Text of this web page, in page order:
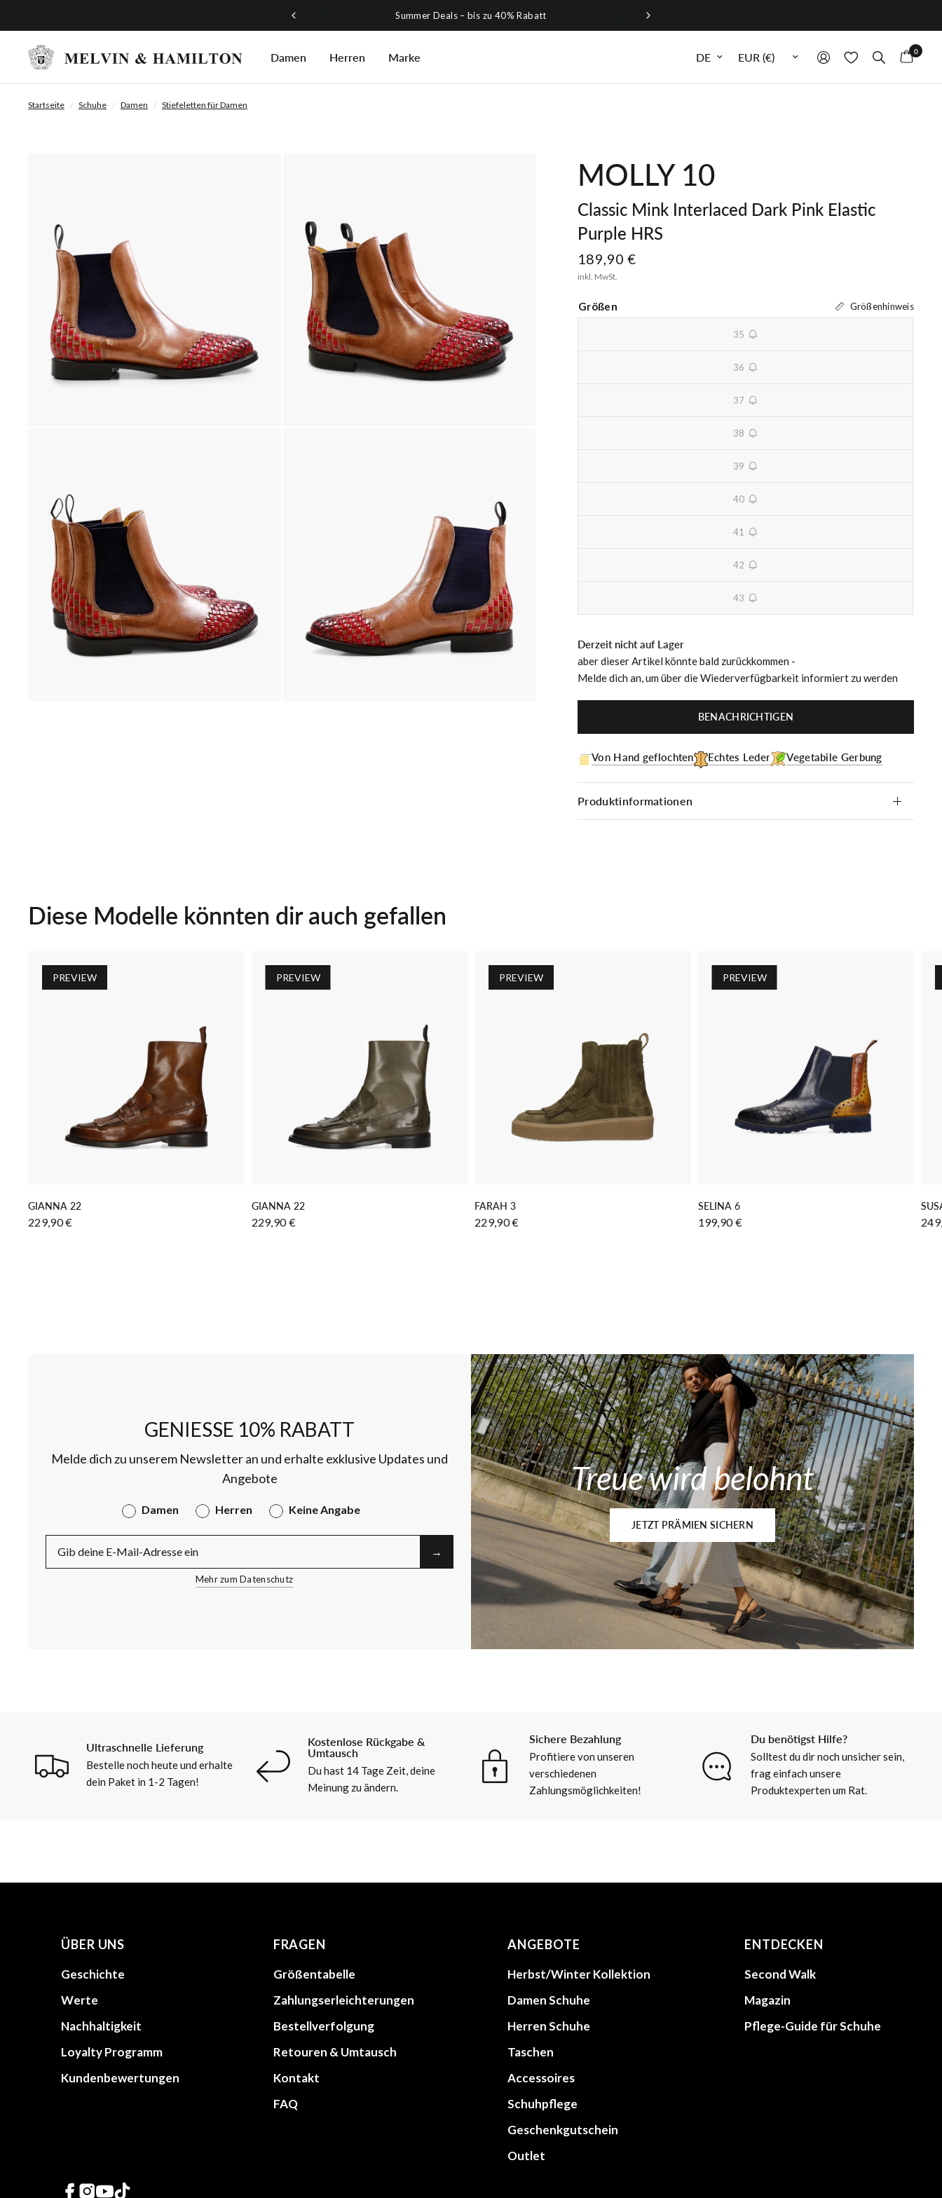
Summer Deals – bis zu 40% Rabatt
Damen Herren Marke Sprache aktualisierenWährung aktualisieren 0
Startseite / Schuhe / Damen / Stiefeletten für Damen
MOLLY 10
Classic Mink Interlaced Dark Pink Elastic
Purple HRS
189,90 €
inkl. MwSt.
Größen Größenhinweis
35
unavailable
36
unavailable
37
unavailable
38
unavailable
39
unavailable
40
unavailable
41
unavailable
42
unavailable
43
unavailable
Derzeit nicht auf Lager
aber dieser Artikel könnte bald zurückkommen -
Melde dich an, um über die Wiederverfügbarkeit informiert zu werden
BENACHRICHTIGEN
Von Hand geflochten Echtes Leder Vegetabile Gerbung
Produktinformationen
Diese Modelle könnten dir auch gefallen
PREVIEW
GIANNA 22
229,90 €
PREVIEW
GIANNA 22
229,90 €
PREVIEW
FARAH 3
229,90 €
PREVIEW
SELINA 6
199,90 €
GENIESSE 10% RABATT
Melde dich zu unserem Newsletter an und erhalte exklusive Updates und
Angebote
Damen Herren Keine Angabe
→︎
Mehr zum Datenschutz
Treue wird belohnt
JETZT PRÄMIEN SICHERN
Ultraschnelle Lieferung
Bestelle noch heute und erhalte
dein Paket in 1-2 Tagen!
Kostenlose Rückgabe &
Umtausch
Du hast 14 Tage Zeit, deine
Meinung zu ändern.
Sichere Bezahlung
Profitiere von unseren
verschiedenen
Zahlungsmöglichkeiten!
Du benötigst Hilfe?
Solltest du dir noch unsicher sein,
frag einfach unsere
Produktexperten um Rat.
ÜBER UNS
Geschichte
Werte
Nachhaltigkeit
Loyalty Programm
Kundenbewertungen
FRAGEN
Größentabelle
Zahlungserleichterungen
Bestellverfolgung
Retouren & Umtausch
Kontakt
FAQ
ANGEBOTE
Herbst/Winter Kollektion
Damen Schuhe
Herren Schuhe
Taschen
Accessoires
Schuhpflege
Geschenkgutschein
Outlet
ENTDECKEN
Second Walk
Magazin
Pflege-Guide für Schuhe